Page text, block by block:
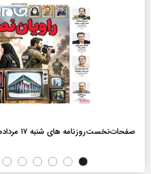
صفحات‌نخست‌روزنامه ها‌ی شنبه ۱۷ مردادماه